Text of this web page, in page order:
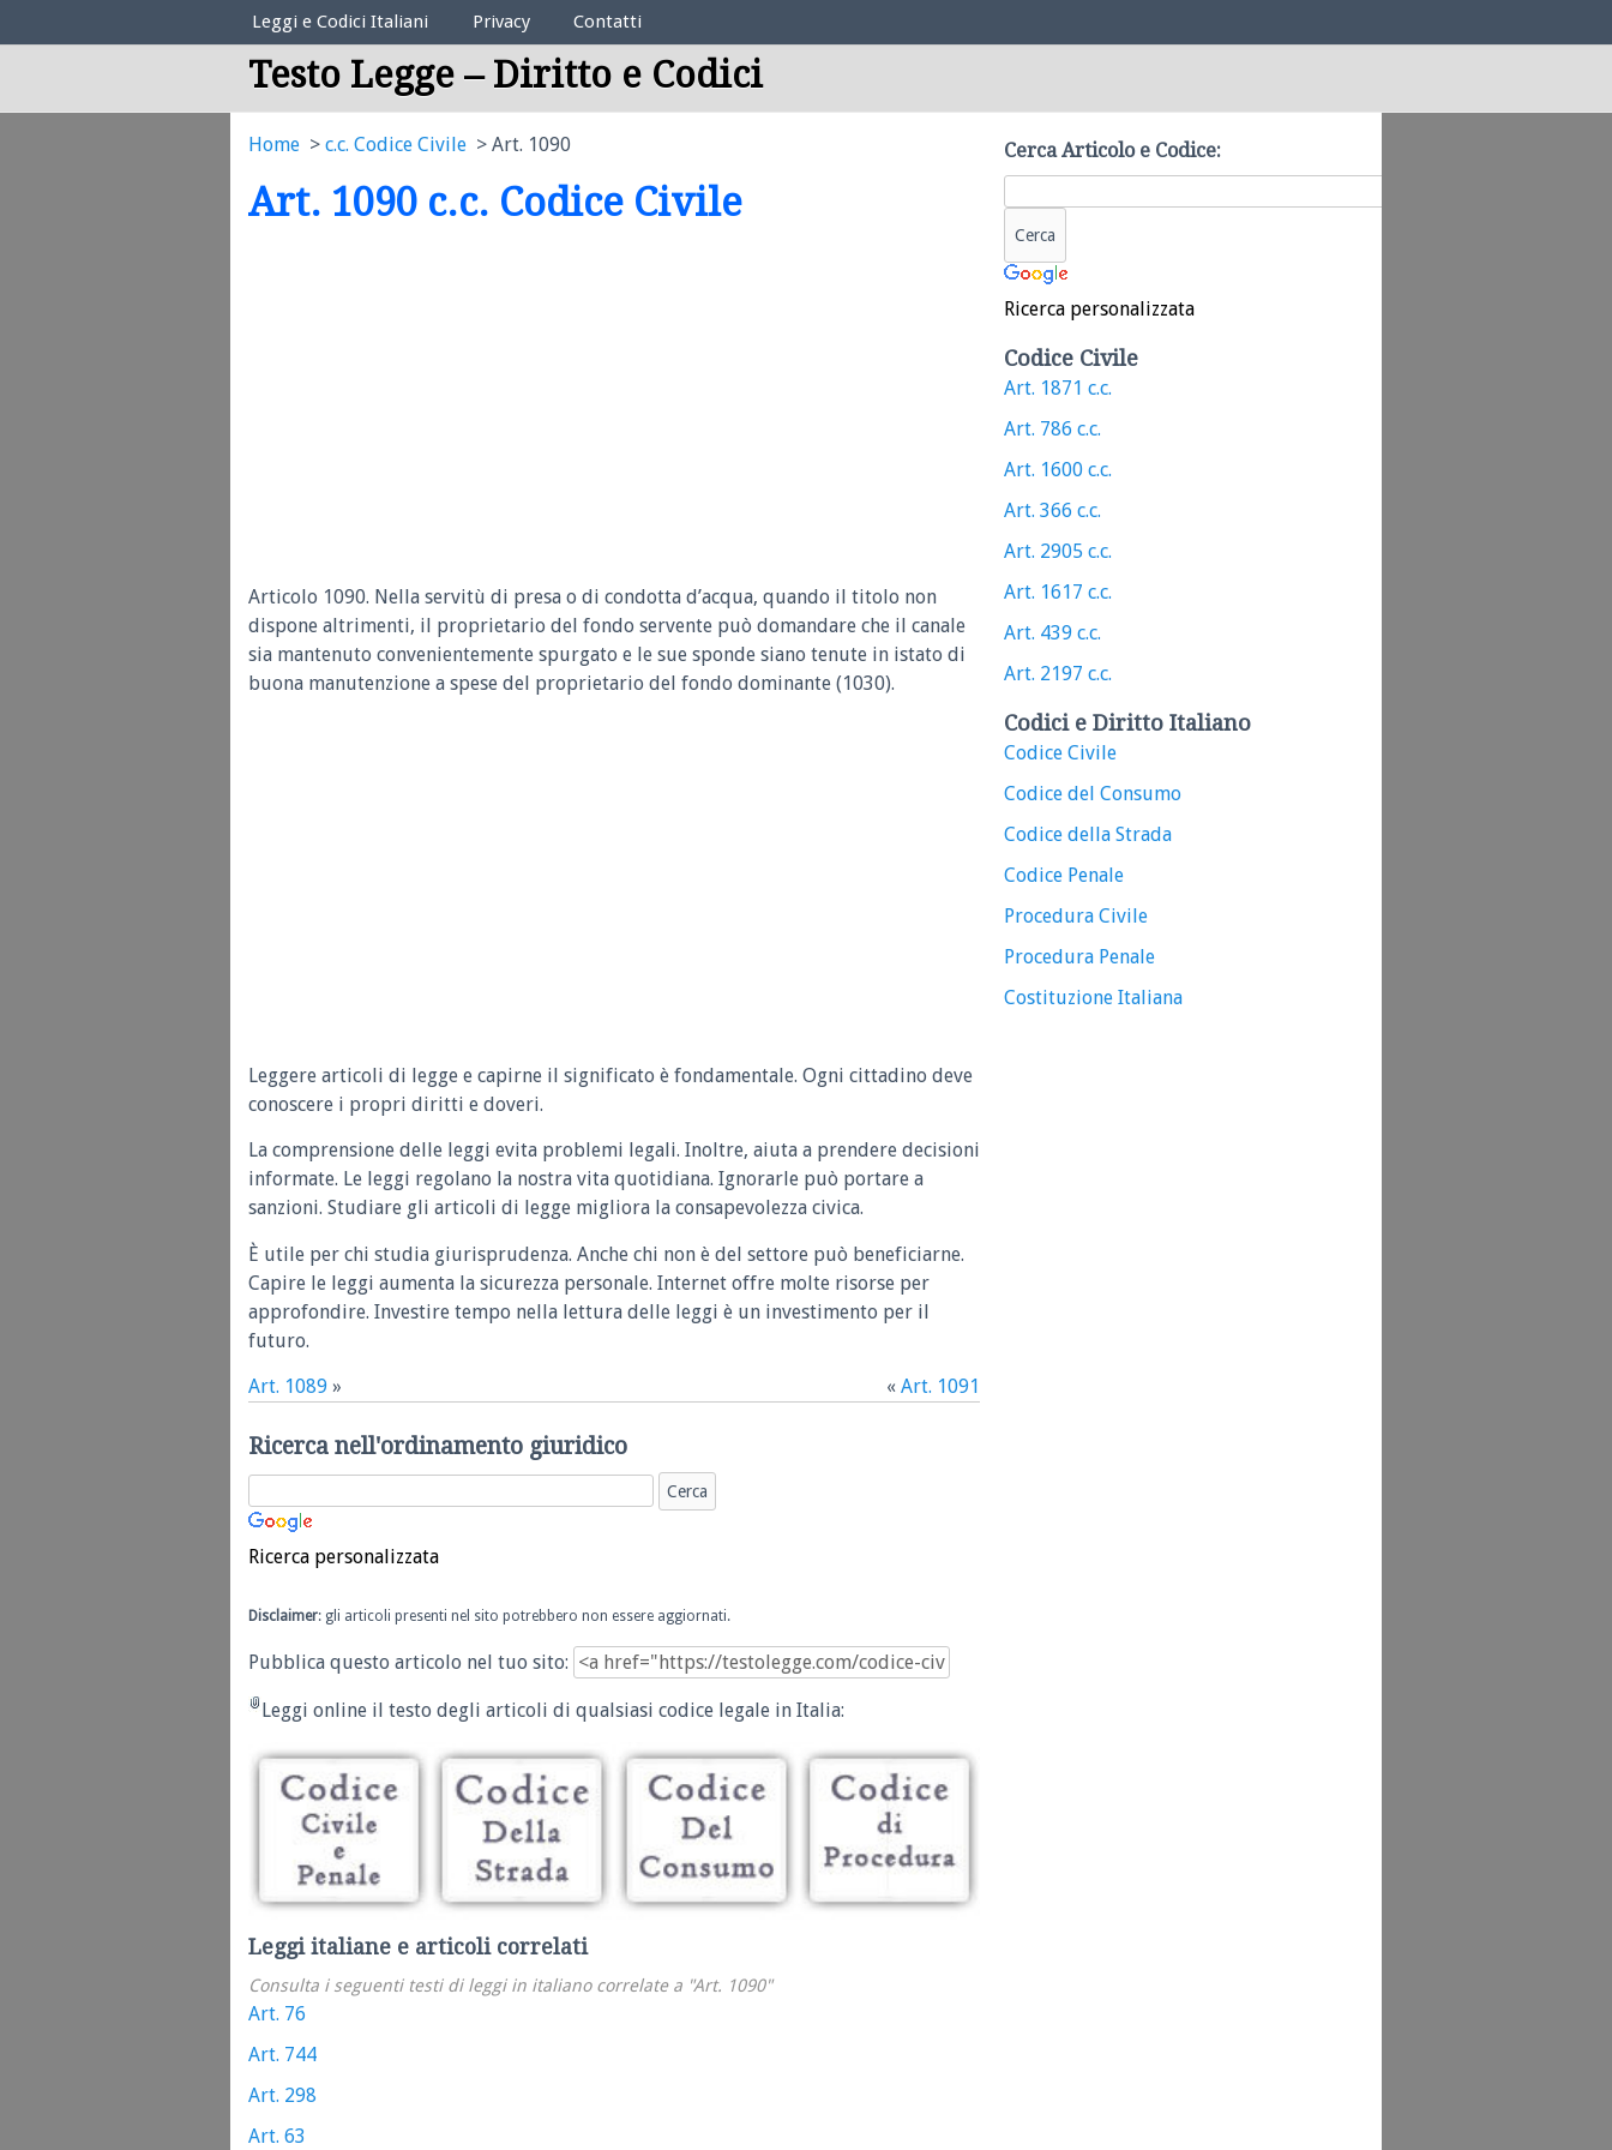
Elenco Codici Legali
Leggi e Codici Italiani Privacy Contatti
Testo Legge – Diritto e Codici
Home c.c. Codice Civile Art. 1090
Art. 1090 c.c. Codice Civile
Articolo 1090. Nella servitù di presa o di condotta d’acqua, quando il titolo non
dispone altrimenti, il proprietario del fondo servente può domandare che il canale
sia mantenuto convenientemente spurgato e le sue sponde siano tenute in istato di
buona manutenzione a spese del proprietario del fondo dominante (1030).
Leggere articoli di legge e capirne il significato è fondamentale. Ogni cittadino deve
conoscere i propri diritti e doveri.
La comprensione delle leggi evita problemi legali. Inoltre, aiuta a prendere decisioni
informate. Le leggi regolano la nostra vita quotidiana. Ignorarle può portare a
sanzioni. Studiare gli articoli di legge migliora la consapevolezza civica.
È utile per chi studia giurisprudenza. Anche chi non è del settore può beneficiarne.
Capire le leggi aumenta la sicurezza personale. Internet offre molte risorse per
approfondire. Investire tempo nella lettura delle leggi è un investimento per il
futuro.
Art. 1089 » « Art. 1091
Ricerca nell'ordinamento giuridico
Ricerca personalizzata
Disclaimer: gli articoli presenti nel sito potrebbero non essere aggiornati.
Pubblica questo articolo nel tuo sito:
Leggi online il testo degli articoli di qualsiasi codice legale in Italia:
Leggi italiane e articoli correlati
Consulta i seguenti testi di leggi in italiano correlate a "Art. 1090"
Art. 76
Art. 744
Art. 298
Art. 63
Cerca Articolo e Codice:
Ricerca personalizzata
Codice Civile
Art. 1871 c.c.
Art. 786 c.c.
Art. 1600 c.c.
Art. 366 c.c.
Art. 2905 c.c.
Art. 1617 c.c.
Art. 439 c.c.
Art. 2197 c.c.
Codici e Diritto Italiano
Codice Civile
Codice del Consumo
Codice della Strada
Codice Penale
Procedura Civile
Procedura Penale
Costituzione Italiana